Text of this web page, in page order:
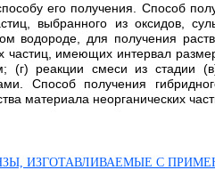
его получения. Способ
выбранного из оксидов,
водороде, для получения
частиц, имеющих интервал
(г) реакции смеси из стадии
Способ получения гибридного
материала неорганических
ИЗГОТАВЛИВАЕМЫЕ С